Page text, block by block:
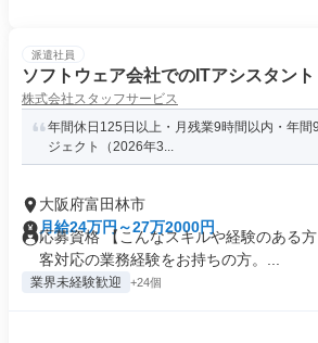
派遣社員
ソフトウェア会社でのITアシスタント
株式会社スタッフサービス
年間休日125日以上・月残業9時間以内・年間
ジェクト（2026年3...
大阪府富田林市
月給24万円～27万2000円
応募資格 【こんなスキルや経験のある
客対応の業務経験をお持ちの方。...
業界未経験歓迎 +24個